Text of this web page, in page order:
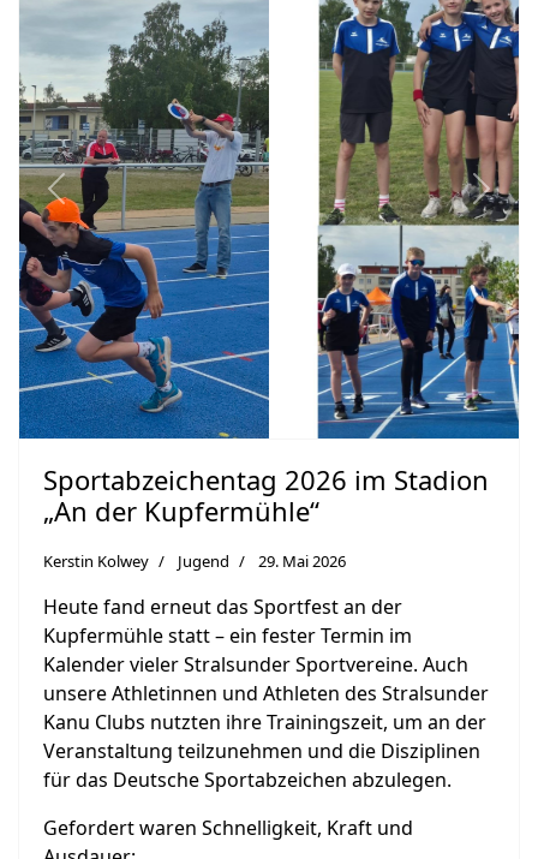
Previous Next
Sportabzeichentag 2026 im Stadion
„An der Kupfermühle“
Kerstin Kolwey Jugend 29. Mai 2026
Heute fand erneut das Sportfest an der
Kupfermühle statt – ein fester Termin im
Kalender vieler Stralsunder Sportvereine. Auch
unsere Athletinnen und Athleten des Stralsunder
Kanu Clubs nutzten ihre Trainingszeit, um an der
Veranstaltung teilzunehmen und die Disziplinen
für das Deutsche Sportabzeichen abzulegen.
Gefordert waren Schnelligkeit, Kraft und